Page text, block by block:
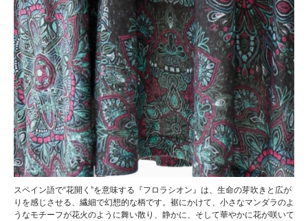
スペイン語で“花開く”を意味する『フロラシオン』は、生命の芽吹きと広が
りを感じさせる、繊細で幻想的な柄です。裾にかけて、小さなマンダラのよ
うなモチーフが花火のように舞い散り、静かに、そして華やかに花が咲いて